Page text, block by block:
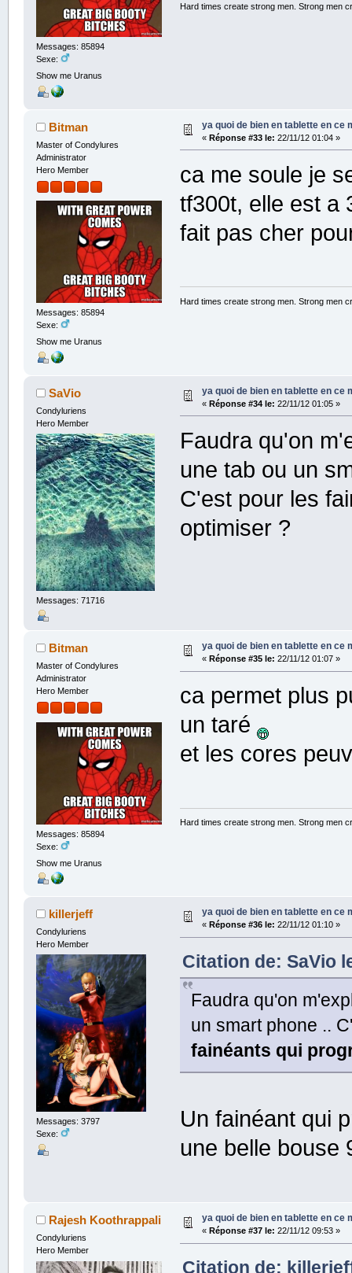
Messages: 85894
Sexe:
Show me Uranus
Hard times create strong men. Strong men
Bitman
Master of Condylures
Administrator
Hero Member
Messages: 85894
Sexe:
Show me Uranus
ya quoi de bien en tablette en ce
« Réponse #33 le: 22/11/12 01:04 »
ca me soule je
tf300t, elle est a
fait pas cher
Hard times create strong men. Strong men
SaVio
Condyluriens
Hero Member
Messages: 71716
ya quoi de bien en tablette en ce
« Réponse #34 le: 22/11/12 01:05 »
Faudra qu'on
une tab ou un
C'est pour les
optimiser ?
Bitman
Master of Condylures
Administrator
Hero Member
Messages: 85894
Sexe:
Show me Uranus
ya quoi de bien en tablette en ce
« Réponse #35 le: 22/11/12 01:07 »
ca permet plus
un taré
et les cores
Hard times create strong men. Strong men
killerjeff
Condyluriens
Hero Member
Messages: 3797
Sexe:
ya quoi de bien en tablette en ce
« Réponse #36 le: 22/11/12 01:10 »
Citation de: SaVio
Faudra qu'on
un smart phone ..
fainéants qui
Un fainéant qui
une belle
Rajesh Koothrappali
Condyluriens
Hero Member
ya quoi de bien en tablette en ce
« Réponse #37 le: 22/11/12 09:53 »
Citation de: